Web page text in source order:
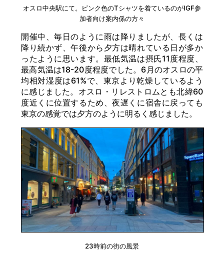
オスロ中央駅にて。ピンク色のTシャツを着ているのがIGF参
加者向け案内係の方々
開催中、毎日のように雨は降りましたが、長くは
降り続かず、午後から夕方は晴れている日が多か
ったように思います。最低気温は摂氏11度程度、
最高気温は18-20度程度でした。6月のオスロの平
均相対湿度は61%で、東京より乾燥しているよう
に感じました。オスロ・リレストロムとも北緯60
度近くに位置するため、夜遅くに宿舎に戻っても
東京の感覚では夕方のように明るく感じました。
23時前の街の風景